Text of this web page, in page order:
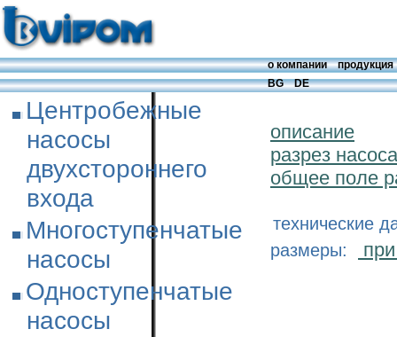
о компании
продукция
BG
DE
Центробежные
насосы
двухстороннего
входа
Многоступенчатые
насосы
Одноступенчатые
насосы
описание
разрез насоса
общее поле
технические
размеры: